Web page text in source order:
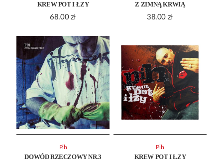
KREW POT I ŁZY
68.00 zł
Z ZIMNĄ KRWIĄ
38.00 zł
DOWÓD RZECZOWY NR.3
Pih
KREW POT I ŁZY
Pih